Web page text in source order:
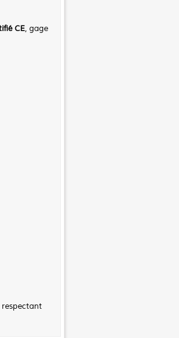
CE, gage